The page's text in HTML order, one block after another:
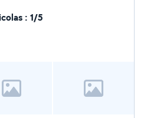
de prendre en charge
évitant ainsi de
de sol (parquet, carrelage)
modification,
de vos
: 1/5